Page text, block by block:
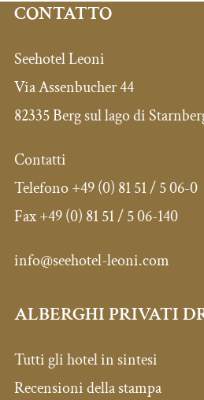
CONTATTO
Seehotel Leoni
Via Assenbucher 44
82335 Berg sul lago di
Contatti
Telefono+49 (0) 81 51 / 5 06-0
Fax+49 (0) 81 51 / 5 06-140
info@seehotel-leoni.com
ALBERGHI PRIVATI
Tutti gli hotel in sintesi
Recensioni della stampa